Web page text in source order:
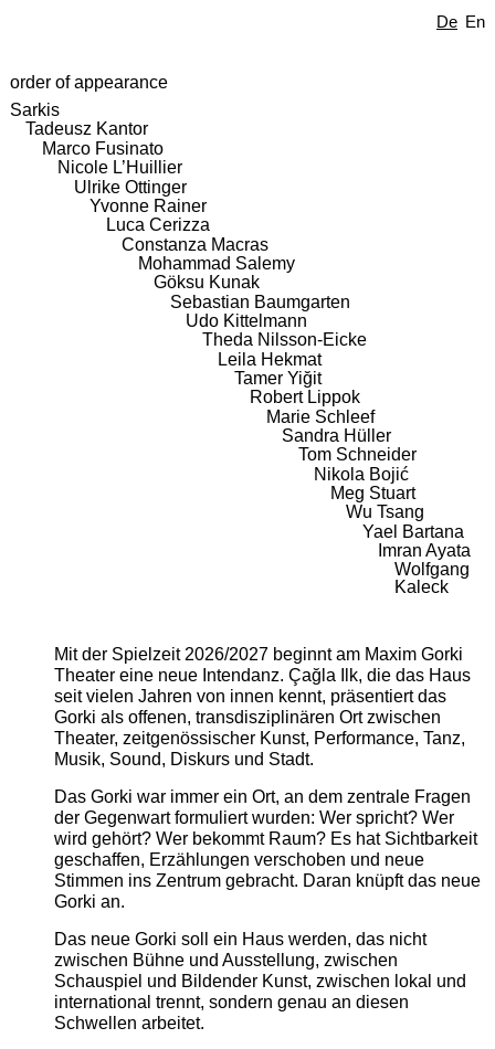
De En
order of appearance
Sarkis
Tadeusz Kantor
Marco Fusinato
Nicole L’Huillier
Ulrike Ottinger
Yvonne Rainer
Luca Cerizza
Constanza Macras
Mohammad Salemy
Göksu Kunak
Sebastian Baumgarten
Udo Kittelmann
Theda Nilsson-Eicke
Leila Hekmat
Tamer Yiğit
Robert Lippok
Marie Schleef
Sandra Hüller
Tom Schneider
Nikola Bojić
Meg Stuart
Wu Tsang
Yael Bartana
Imran Ayata
Wolfgang
Kaleck
Mit der Spielzeit 2026/2027 beginnt am Maxim Gorki
Theater eine neue Intendanz. Çağla Ilk, die das Haus
seit vielen Jahren von innen kennt, präsentiert das
Gorki als offenen, transdisziplinären Ort zwischen
Theater, zeitgenössischer Kunst, Performance, Tanz,
Musik, Sound, Diskurs und Stadt.
Das Gorki war immer ein Ort, an dem zentrale Fragen
der Gegenwart formuliert wurden: Wer spricht? Wer
wird gehört? Wer bekommt Raum? Es hat Sichtbarkeit
geschaffen, Erzählungen verschoben und neue
Stimmen ins Zentrum gebracht. Daran knüpft das neue
Gorki an.
Das neue Gorki soll ein Haus werden, das nicht
zwischen Bühne und Ausstellung, zwischen
Schauspiel und Bildender Kunst, zwischen lokal und
international trennt, sondern genau an diesen
Schwellen arbeitet.